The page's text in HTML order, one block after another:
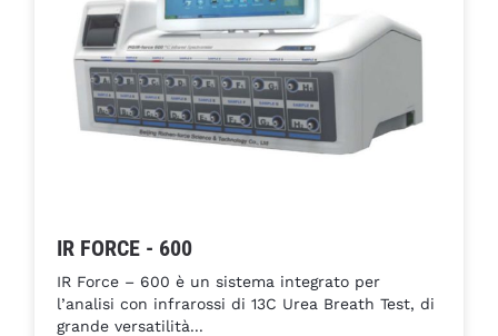
IR FORCE - 600
IR Force – 600 è un sistema integrato per
l’analisi con infrarossi di 13C Urea Breath Test, di
grande versatilità...